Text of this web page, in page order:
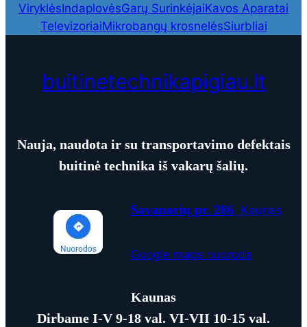
ViryklėsIndaplovėsGarų SurinkėjaiKavos Aparatai
TelevizoriaiMikrobangų krosnelėsSiurbliai
buitinetechnikapigiau.lt
Nauja, naudota ir su transportavimo defektais
buitinė technika iš vakarų šalių.
Savanorių pr. 286, Kaunas
Google maps nuoroda
Kaunas
Dirbame I-V 9-18 val. VI-VII 10-15 val.